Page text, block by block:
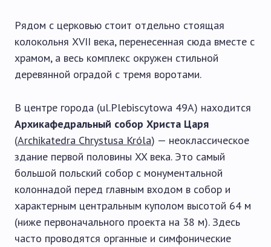
Рядом с церковью стоит отдельно стоящая
колокольня XVII века, перенесенная сюда вместе с
храмом, а весь комплекс окружен стильной
деревянной оградой с тремя воротами.
В центре города (ul.Plebiscytowa 49A) находится
Архикафедральный собор Христа Царя
(Archikatedra Chrystusa Króla) — неоклассическое
здание первой половины XX века. Это самый
большой польский собор с монументальной
колоннадой перед главным входом в собор и
характерным центральным куполом высотой 64 м
(ниже первоначального проекта на 38 м). Здесь
часто проводятся органные и симфонические